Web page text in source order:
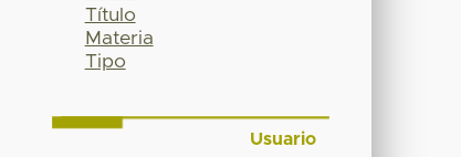
Título
Materia
Tipo
Usuario